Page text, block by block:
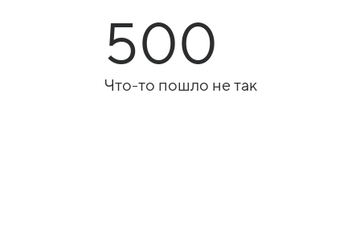
500
Что-то пошло не так